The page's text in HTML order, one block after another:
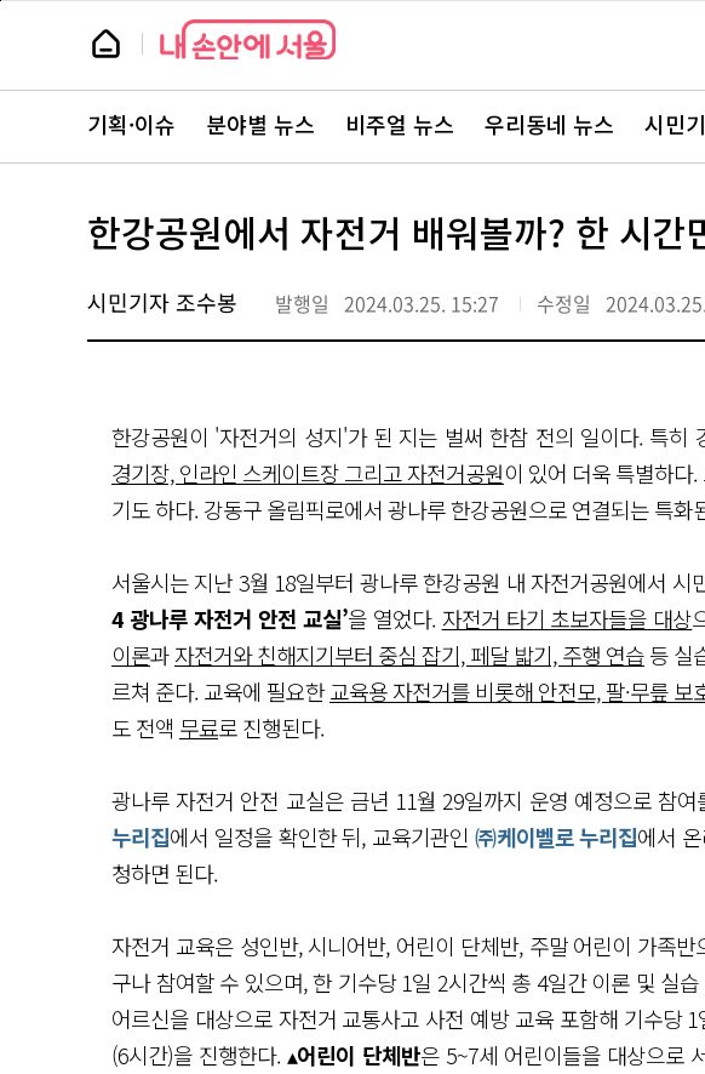
본
뉴
스
뉴
스
주
서
바
로
기획·이슈 분야별 뉴스 비주얼 뉴스 우리동네 뉴스 시민
한강공원에서 자전거 배워볼까? 한 시
시민기자 조수봉 발행일 2024.03.25. 15:27 수정일
한강공원이 '자전거의 성지'가 된 지는 벌써 한참 전의 일이다. 특히
경기장, 인라인 스케이트장 그리고 자전거공원이 있어 더욱 특별하다
기도 하다. 강동구 올림픽로에서 광나루 한강공원으로 연결되는 특화
서울시는 지난 3월 18일부터 광나루 한강공원 내 자전거공원에서 시
4 광나루 자전거 안전 교실’을 열었다. 자전거 타기 초보자들을 대상
이론과자전거와 친해지기부터 중심 잡기, 페달 밟기, 주행 연습등 실
르쳐 준다. 교육에 필요한교육용 자전거를 비롯해 안전모, 팔·무릎 보
도 전액 무료로 진행된다.
광나루 자전거 안전 교실은 금년 11월 29일까지 운영 예정으로 참
누리집에서 일정을 확인한 뒤, 교육기관인 ㈜케이벨로 누리집에서
청하면 된다.
자전거 교육은 성인반, 시니어반, 어린이 단체반, 주말 어린이 가족반
구나 참여할 수 있으며, 한 기수당 1일 2시간씩 총 4일간 이론 및 실
어르신을 대상으로 자전거 교통사고 사전 예방 교육 포함해 기수당
(6시간)을 진행한다. ▴어린이 단체반은 5~7세 어린이들을 대상으로
페